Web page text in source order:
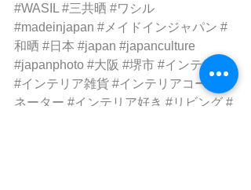
#WASIL #三共晒 #ワシル
#madeinjapan #メイドインジャパン #
和晒 #日本 #japan #japanculture
#japanphoto #大阪 #堺市 #インテリア
#インテリア雑貨 #インテリアコーディ
ネーター #インテリア好き #リビング #